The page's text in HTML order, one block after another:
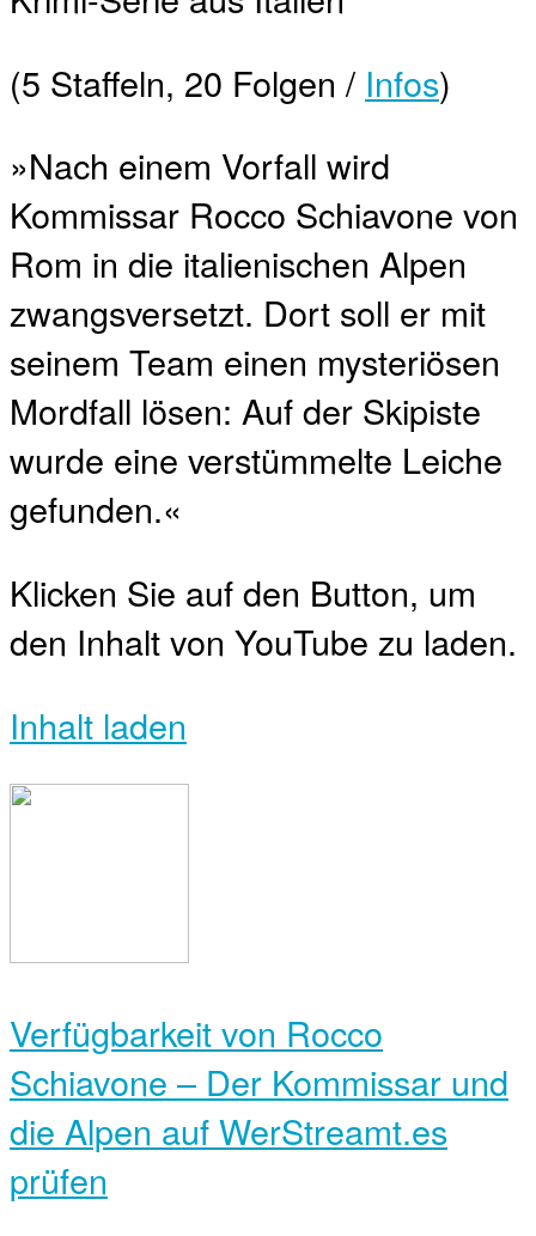
(5 Staffeln, 20 Folgen / Infos)
»Nach einem Vorfall wird
Kommissar Rocco Schiavone von
Rom in die italienischen Alpen
zwangsversetzt. Dort soll er mit
seinem Team einen mysteriösen
Mordfall lösen: Auf der Skipiste
wurde eine verstümmelte Leiche
gefunden.«
Klicken Sie auf den Button, um
den Inhalt von YouTube zu laden.
Inhalt laden
Verfügbarkeit von Rocco
Schiavone – Der Kommissar und
die Alpen auf WerStreamt.es
prüfen